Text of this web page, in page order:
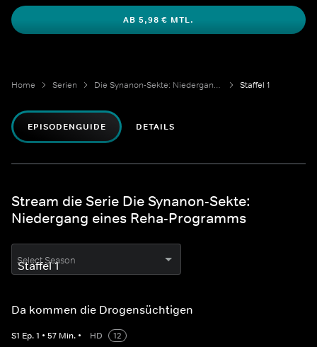
AB 5,98 € MTL.
Home Serien Die Synanon-Sekte: Niedergang eines Reha-Programms Staffel 1
EPISODENGUIDE DETAILS
Stream die Serie Die Synanon-Sekte:
Niedergang eines Reha-Programms
Select Season
Da kommen die Drogensüchtigen
S1 Ep.1 • 57 Min. • HD
12